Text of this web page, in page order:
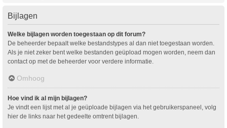
Bijlagen
Welke bijlagen worden toegestaan op dit forum?
De beheerder bepaalt welke bestandstypes al dan niet toegestaan worden.
Als je niet zeker bent welke bestanden geüpload mogen worden, neem dan
contact op met de beheerder voor verdere informatie.
Omhoog
Hoe vind ik al mijn bijlagen?
Je vindt een lijst met al je geüploade bijlagen via het gebruikerspaneel, volg
hier de links naar het gedeelte omtrent bijlagen.